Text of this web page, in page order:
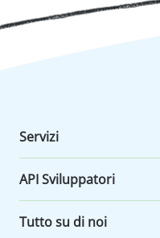
Servizi
API Sviluppatori
Tutto su di noi